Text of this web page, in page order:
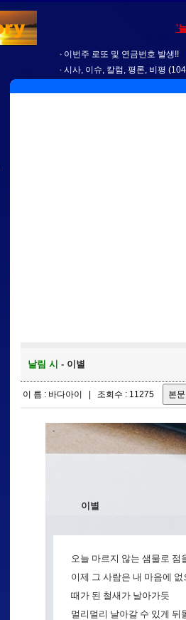
'
이번주 로또 및 연금번호 발생!!
시사, 이슈, 칼럼, 평론, 비평
날림 시 - 이별
이 름 : 바다아이 | 조회수 : 11275
이별
오늘 마르지 않는 샘물로 점
이제 그 사람은 내 마음에 없
때가 된 철새가 날아가듯
멀리멀리 날아갈 수 있게 뒤